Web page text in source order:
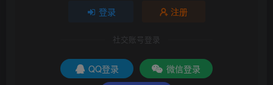
登录 注册
社交账号登录
QQ登录
微信登录